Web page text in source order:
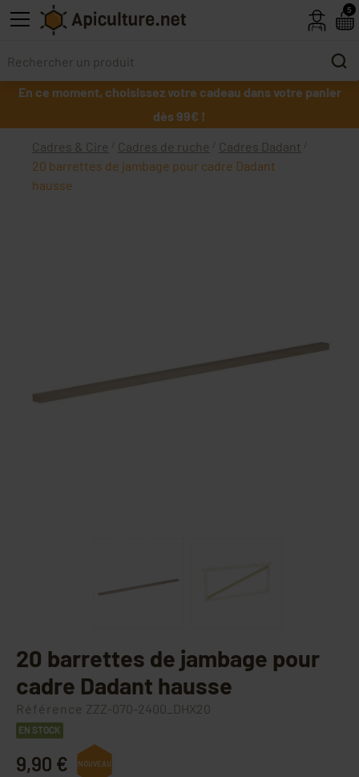
Skip to main content
En ce moment, choisissez votre cadeau dans votre panier
dès 99€ !
Cadres & Cire Cadres de ruche
Cadres Dadant
20 barrettes de jambage pour cadre Dadant
hausse
20 barrettes de jambage pour
cadre Dadant hausse
Référence ZZZ-070-2400_DHX20
EN STOCK
9,90 € NOUVEAU
5